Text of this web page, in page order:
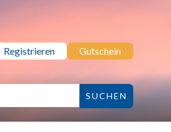
Registrieren Gutschein